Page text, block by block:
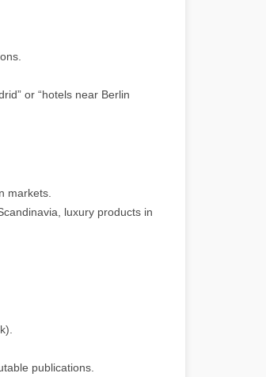
or “hotels near Berlin
markets.
luxury products in
publications.